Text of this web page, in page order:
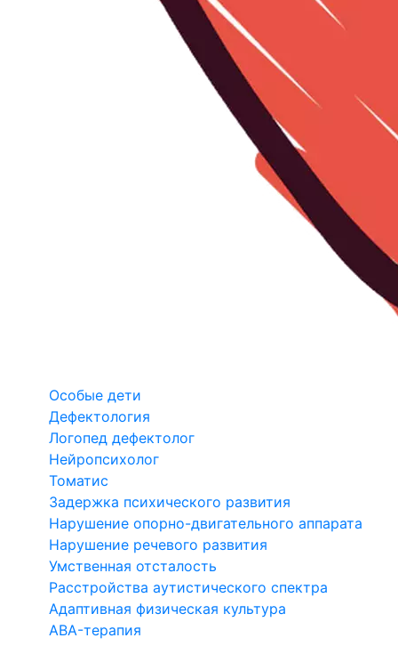
Особые дети
Дефектология
Логопед дефектолог
Нейропсихолог
Томатис
Задержка психического развития
Нарушение опорно-двигательного аппарата
Нарушение речевого развития
Умственная отсталость
Расстройства аутистического спектра
Адаптивная физическая культура
ABA-терапия